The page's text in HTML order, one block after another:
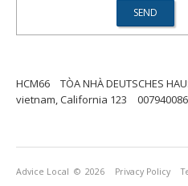
HCM66
TÒA NHÀ DEUTSCHES
vietnam, California 123
Advice Local © 2026 Privacy Policy